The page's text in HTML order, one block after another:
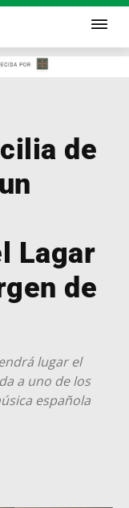
de
Lagar
de
lugar el
a uno de los
española